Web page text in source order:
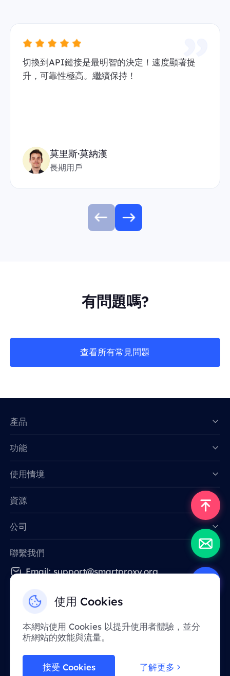
切換到API鏈接是最明智的決定！速度顯著提
升，可靠性極高。繼續保持！
莫里斯·莫納漢
長期用戶
有問題嗎?
查看所有常見問題
使用 Cookies
本網站使用 Cookies 以提升使用者體驗，並分
析網站的效能與流量。
接受 Cookies 了解更多
產品
功能
使用情境
資源
公司
聯繫我們
Email: support@smartproxy.org
供。 感謝您的體諒！